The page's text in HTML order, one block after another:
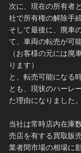
次に、現在の所有者
社で所有権の解除手
そして最後に、廃車
て、車両の転売が可
（お客様の元には
ります）
と、転売可能になる
とも、現状のハーレ
た理由になりました。
当社は常時店内在庫
売店を有する買取販
業者間市場の相場に